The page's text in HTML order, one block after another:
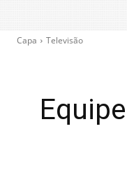
Capa Televisão